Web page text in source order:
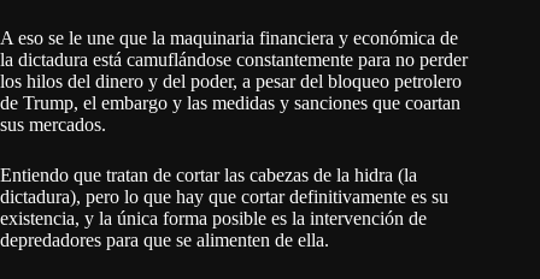
A eso se le une que la maquinaria financiera y económica de
la dictadura está camuflándose constantemente para no perder
los hilos del dinero y del poder, a pesar del bloqueo petrolero
de Trump, el embargo y las medidas y sanciones que coartan
sus mercados.
Entiendo que tratan de cortar las cabezas de la hidra (la
dictadura), pero lo que hay que cortar definitivamente es su
existencia, y la única forma posible es la intervención de
depredadores para que se alimenten de ella.